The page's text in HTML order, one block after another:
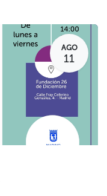
AGO
11